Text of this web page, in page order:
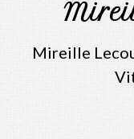
Mireille